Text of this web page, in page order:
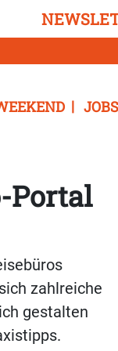
JOBS
Portal
zahlreiche
gestalten